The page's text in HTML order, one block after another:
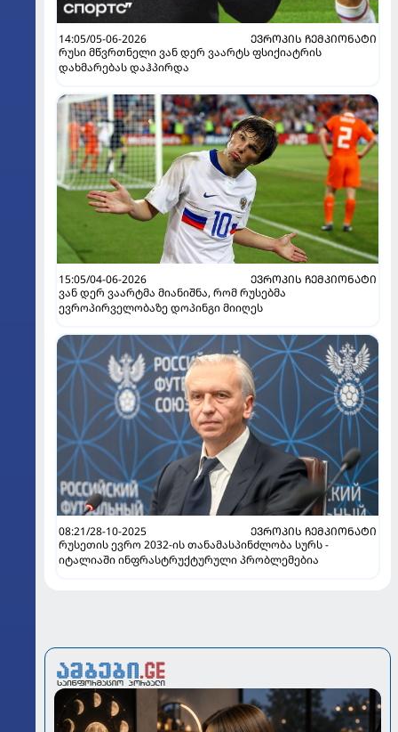
14:05/05-06-2026
ᲔᲕᲠᲝᲞᲘᲡ ᲩᲔᲛᲞᲘᲝᲜᲐᲢᲘ
რუსი მწვრთნელი ვან დერ ვაარტს ფსიქიატრის
დახმარებას დაჰპირდა
15:05/04-06-2026
ᲔᲕᲠᲝᲞᲘᲡ ᲩᲔᲛᲞᲘᲝᲜᲐᲢᲘ
ვან დერ ვაარტმა მიანიშნა, რომ რუსებმა
ევროპირველობაზე დოპინგი მიიღეს
08:21/28-10-2025
ᲔᲕᲠᲝᲞᲘᲡ ᲩᲔᲛᲞᲘᲝᲜᲐᲢᲘ
რუსეთის ევრო 2032-ის თანამასპინძლობა სურს -
იტალიაში ინფრასტრუქტურული პრობლემებია